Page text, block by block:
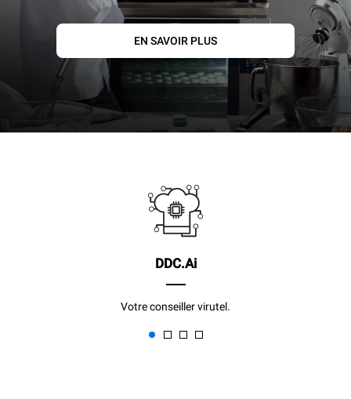
EN SAVOIR PLUS
DDC.Ai
Votre conseiller virutel.